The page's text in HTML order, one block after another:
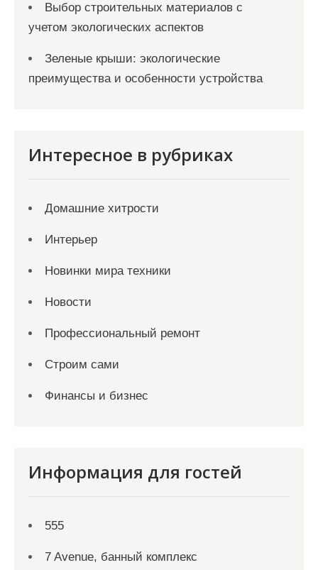
Выбор строительных материалов с
учетом экологических аспектов
Зеленые крыши: экологические
преимущества и особенности устройства
Интересное в рубриках
Домашние хитрости
Интерьер
Новинки мира техники
Новости
Профессиональный ремонт
Строим сами
Финансы и бизнес
Информация для гостей
555
7 Avenue, банный комплекс